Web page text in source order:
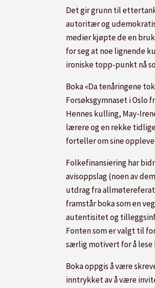
Det gir grunn til
autoritær og
medier kjøpte de en
for seg at noe lignende
ironiske topp-punkt nå
Boka «Da tenåringene
Forsøksgymnaset i Oslo
Hennes kulling, May-
lærere og en rekke
forteller om sine
Folkefinansiering har
avisoppslag (noen av
utdrag fra
framstår boka som en
autentisitet og
Fonten som er valgt til
særlig motivert for å lese
Boka oppgis å være
inntrykket av å være